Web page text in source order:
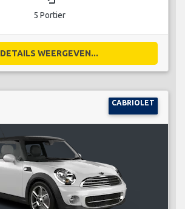
5 Portier
DETAILS WEERGEVEN...
CABRIOLET